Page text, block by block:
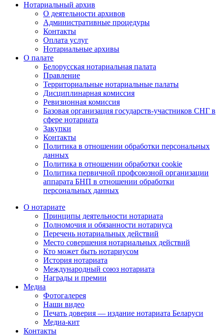
Нотариальный архив
О деятельности архивов
Административные процедуры
Контакты
Оплата услуг
Нотариальные архивы
О палате
Белорусская нотариальная палата
Правление
Территориальные нотариальные палаты
Дисциплинарная комиссия
Ревизионная комиссия
Базовая организация государств-участников СНГ в
сфере нотариата
Закупки
Контакты
Политика в отношении обработки персональных
данных
Политика в отношении обработки cookie
Политика первичной профсоюзной организации
аппарата БНП в отношении обработки
персональных данных
О нотариате
Принципы деятельности нотариата
Полномочия и обязанности нотариуса
Перечень нотариальных действий
Место совершения нотариальных действий
Кто может быть нотариусом
История нотариата
Международный союз нотариата
Награды и премии
Медиа
Фотогалерея
Наши видео
Печать доверия — издание нотариата Беларуси
Медиа-кит
Контакты